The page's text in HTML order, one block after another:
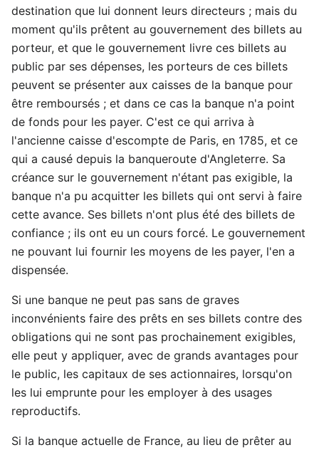
destination que lui donnent leurs directeurs ; mais du
moment qu'ils prêtent au gouvernement des billets au
porteur, et que le gouvernement livre ces billets au
public par ses dépenses, les porteurs de ces billets
peuvent se présenter aux caisses de la banque pour
être remboursés ; et dans ce cas la banque n'a point
de fonds pour les payer. C'est ce qui arriva à
l'ancienne caisse d'escompte de Paris, en 1785, et ce
qui a causé depuis la banqueroute d'Angleterre. Sa
créance sur le gouvernement n'étant pas exigible, la
banque n'a pu acquitter les billets qui ont servi à faire
cette avance. Ses billets n'ont plus été des billets de
confiance ; ils ont eu un cours forcé. Le gouvernement
ne pouvant lui fournir les moyens de les payer, l'en a
dispensée.
Si une banque ne peut pas sans de graves
inconvénients faire des prêts en ses billets contre des
obligations qui ne sont pas prochainement exigibles,
elle peut y appliquer, avec de grands avantages pour
le public, les capitaux de ses actionnaires, lorsqu'on
les lui emprunte pour les employer à des usages
reproductifs.
Si la banque actuelle de France, au lieu de prêter au